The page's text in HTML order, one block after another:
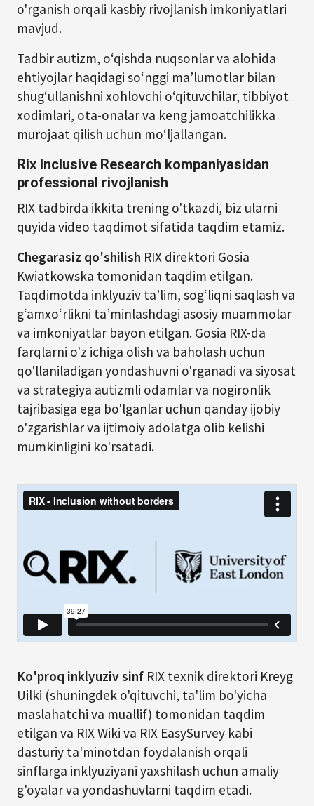
o'rganish orqali kasbiy rivojlanish imkoniyatlari
mavjud.
Tadbir autizm, o‘qishda nuqsonlar va alohida
ehtiyojlar haqidagi so‘nggi ma’lumotlar bilan
shug‘ullanishni xohlovchi o‘qituvchilar, tibbiyot
xodimlari, ota-onalar va keng jamoatchilikka
murojaat qilish uchun mo‘ljallangan.
Rix Inclusive Research kompaniyasidan
professional rivojlanish
RIX tadbirda ikkita trening o'tkazdi, biz ularni
quyida video taqdimot sifatida taqdim etamiz.
Chegarasiz qo'shilish RIX direktori Gosia
Kwiatkowska tomonidan taqdim etilgan.
Taqdimotda inklyuziv ta’lim, sog‘liqni saqlash va
g‘amxo‘rlikni ta’minlashdagi asosiy muammolar
va imkoniyatlar bayon etilgan. Gosia RIX-da
farqlarni o'z ichiga olish va baholash uchun
qo'llaniladigan yondashuvni o'rganadi va siyosat
va strategiya autizmli odamlar va nogironlik
tajribasiga ega bo'lganlar uchun qanday ijobiy
o'zgarishlar va ijtimoiy adolatga olib kelishi
mumkinligini ko'rsatadi.
Ko'proq inklyuziv sinf RIX texnik direktori Kreyg
Uilki (shuningdek o'qituvchi, ta'lim bo'yicha
maslahatchi va muallif) tomonidan taqdim
etilgan va RIX Wiki va RIX EasySurvey kabi
dasturiy ta'minotdan foydalanish orqali
sinflarga inklyuziyani yaxshilash uchun amaliy
g'oyalar va yondashuvlarni taqdim etadi.